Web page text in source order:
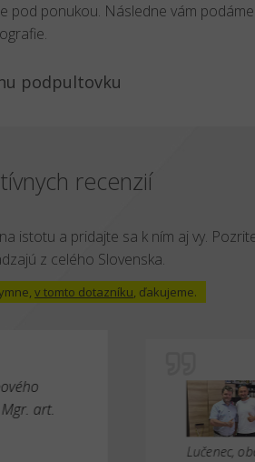
pod ponukou. Následne vám
podpultovku
recenzií
istotu a pridajte sa k ním aj vy.
z celého Slovenska.
v tomto dotazníku, ďakujeme.
art.
Lučenec,